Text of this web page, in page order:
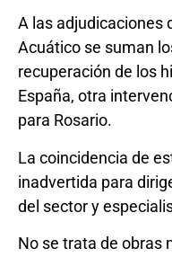
A las adjudicaciones
Acuático se suman
recuperación de los
España, otra
para Rosario.
La coincidencia de
inadvertida para
del sector y
No se trata de obras